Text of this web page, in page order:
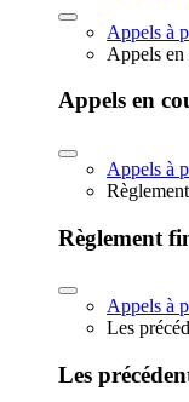
Appels à
Appels en
Appels en
Appels à
Règlement
Appels à
Les
Les